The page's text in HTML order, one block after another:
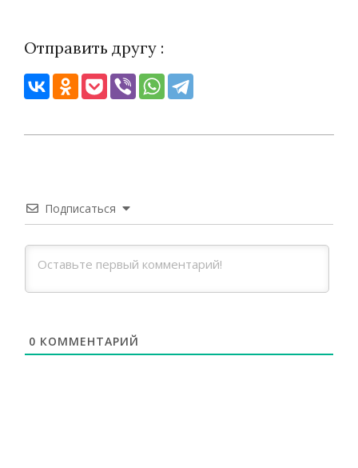
Отправить другу :
Подписаться
0 КОММЕНТАРИЙ